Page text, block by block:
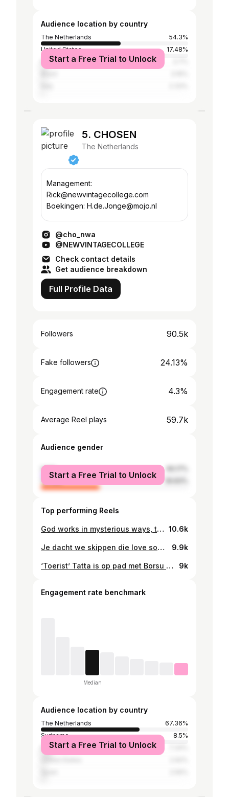
Audience location by country
The Netherlands
54.3%
United States
17.48%
Belgium
Start a Free Trial to Unlock
5. CHOSEN
The Netherlands
Management:
Rick@newvintagecollege.com
Boekingen: H.de.Jonge@mojo.nl
@cho_nwa
@NEWVINTAGECOLLEGE
Check contact details
Get audience breakdown
Full Profile Data
Followers 90.5k
Fake followers 24.13%
Engagement rate 4.3%
Average Reel plays 59.7k
Audience gender
male
female
Start a Free Trial to Unlock
Top performing Reels
God works in mysterious ways, thanks @usher 🙏🏿❤️ 10.6k
Je dacht we skippen die love songs? Aanstaande vrijdag, GIOVANNI II 💿💿❤️ 9.9k
‘Toerist’ Tatta is op pad met Borsu in Suriname, maar of dat zo soepel loopt… 👀 Aflevering 2 van Mocro Maffia zie je vanaf morgen! 🔥 9k
Engagement rate benchmark
Median
Audience location by country
The Netherlands
67.36%
Suriname
8.5%
Belgium
Start a Free Trial to Unlock